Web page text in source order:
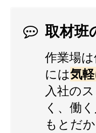
取材班
作業場
には気
入社の
く、働
もとだ